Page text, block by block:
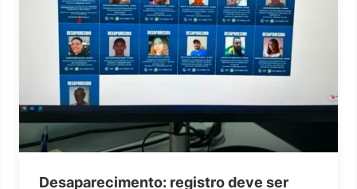
Desaparecimento: registro deve ser